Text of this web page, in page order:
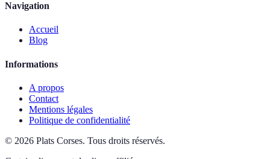
Navigation
Accueil
Blog
Informations
A propos
Contact
Mentions légales
Politique de confidentialité
© 2026 Plats Corses. Tous droits réservés.